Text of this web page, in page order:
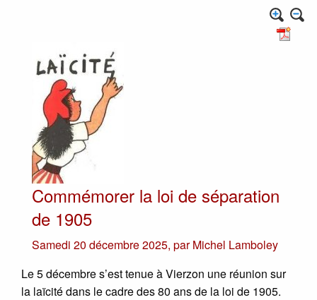
Commémorer la loi de séparation
de 1905
Samedi 20 décembre 2025, parMichel Lamboley
Le 5 décembre s’est tenue à Vierzon une réunion sur
la laïcité dans le cadre des 80 ans de la loi de 1905.